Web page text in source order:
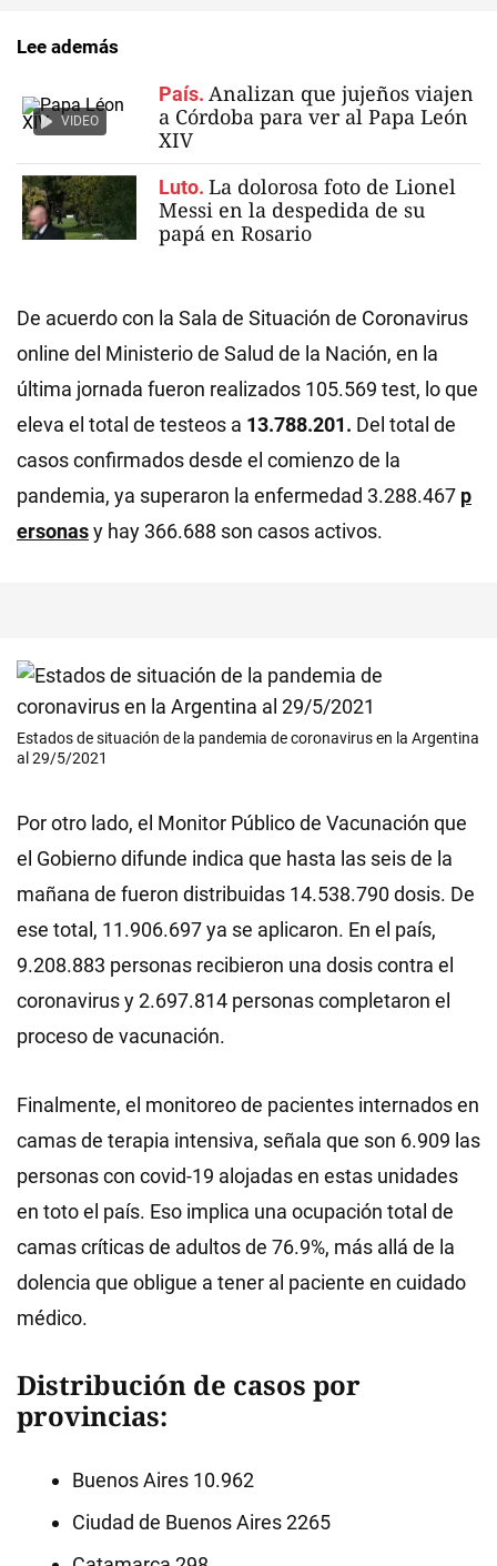
Lee además
VIDEO
País. Analizan que jujeños viajen
a Córdoba para ver al Papa León
XIV
Luto. La dolorosa foto de Lionel
Messi en la despedida de su
papá en Rosario
De acuerdo con la Sala de Situación de Coronavirus
online del Ministerio de Salud de la Nación, en la
última jornada fueron realizados 105.569 test, lo que
eleva el total de testeos a 13.788.201. Del total de
casos confirmados desde el comienzo de la
pandemia, ya superaron la enfermedad 3.288.467 p
ersonasy hay 366.688 son casos activos.
Estados de situación de la pandemia de coronavirus en la Argentina
al 29/5/2021
Por otro lado, el Monitor Público de Vacunación que
el Gobierno difunde indica que hasta las seis de la
mañana de fueron distribuidas 14.538.790 dosis. De
ese total, 11.906.697 ya se aplicaron. En el país,
9.208.883 personas recibieron una dosis contra el
coronavirus y 2.697.814 personas completaron el
proceso de vacunación.
Finalmente, el monitoreo de pacientes internados en
camas de terapia intensiva, señala que son 6.909 las
personas con covid-19 alojadas en estas unidades
en toto el país. Eso implica una ocupación total de
camas críticas de adultos de 76.9%, más allá de la
dolencia que obligue a tener al paciente en cuidado
médico.
Distribución de casos por
provincias:
Buenos Aires 10.962
Ciudad de Buenos Aires 2265